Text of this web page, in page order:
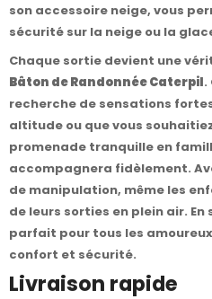
son accessoire neige, vous
sécurité sur la neige ou la
Chaque sortie devient une
Bâton de Randonnée Caterpil.
recherche de sensations
altitude ou que vous
promenade tranquille en
accompagnera fidèlement.
de manipulation, même les
de leurs sorties en plein air.
parfait pour tous les
confort et sécurité.
Livraison rapide